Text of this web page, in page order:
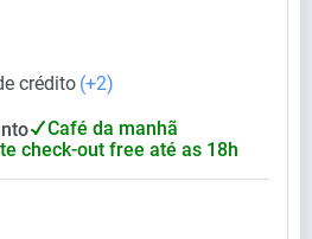
crédito (+2)
Café da manhã
check-out free até as 18h